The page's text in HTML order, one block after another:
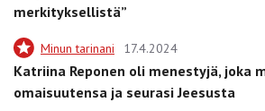
merkityksellistä”
Minun tarinani 17.4.2024
Katriina Reponen oli menestyjä, joka
omaisuutensa ja seurasi Jeesusta